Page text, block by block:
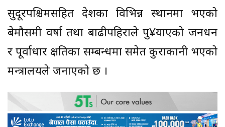
सुदूरपश्चिमसहित देशका विभिन्न स्थानमा भएको
बेमौसमी वर्षा तथा बाढीपहिराले पु¥याएको जनधन
र पूर्वाधार क्षतिका सम्बन्धमा समेत कुराकानी भएको
मन्त्रालयले जनाएको छ ।